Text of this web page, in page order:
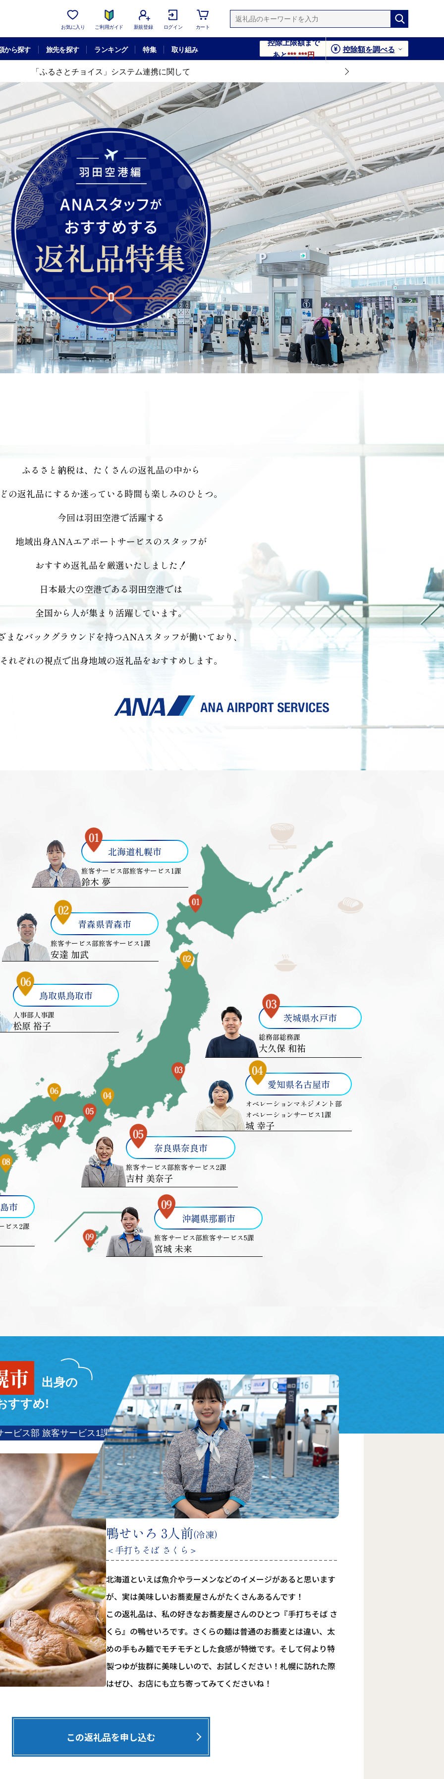
お気に入り ご利用ガイド 新規登録 ログイン カート
から探す 旅先を探す ランキング 特集 取り組み
控除上限額まで
あと***,***円
控除額を調べる
「ふるさとチョイス」システム連携に関して
ふるさと納税は、たくさんの返礼品の中から
どの返礼品にするか迷っている時間も楽しみのひとつ。
今回は羽田空港で活躍する
地域出身ANAエアポートサービスのスタッフが
おすすめ返礼品を厳選いたしました！
日本最大の空港である羽田空港では
全国から人が集まり活躍しています。
まなバックグラウンドを持つANAスタッフが働いており、
それぞれの視点で出身地域の返礼品をおすすめします。
北海道札幌市
旅客サービス部旅客サービス1課
鈴木 夢
青森県青森市
旅客サービス部旅客サービス1課
安達 加武
茨城県水戸市
総務部総務課
大久保 和祐
愛知県名古屋市
オペレーションマネジメント部
オペレーションサービス1課
城 幸子
奈良県奈良市
旅客サービス部旅客サービス2課
吉村 美奈子
鳥取県鳥取市
人事部人事課
松原 裕子
市
ビス2課
沖縄県那覇市
旅客サービス部旅客サービス5課
宮城 未来
市
出身の
すすめ!
鴨せいろ 3人前(冷凍)
＜手打ちそば さくら＞
北海道といえば魚介やラーメンなどのイメージがあると思います
が、実は美味しいお蕎麦屋さんがたくさんあるんです！
この返礼品は、私の好きなお蕎麦屋さんのひとつ『手打ちそば さ
くら』の鴨せいろです。さくらの麺は普通のお蕎麦とは違い、太
めの手もみ麺でモチモチとした食感が特徴です。そして何より特
製つゆが抜群に美味しいので、お試しください！札幌に訪れた際
はぜひ、お店にも立ち寄ってみてくださいね！
この返礼品を申し込む